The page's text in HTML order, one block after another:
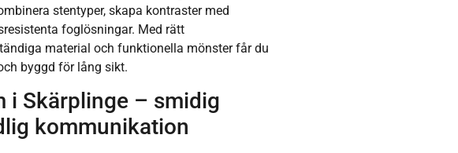
stentyper, skapa kontraster med
foglösningar. Med rätt
material och funktionella mönster får du
byggd för lång sikt.
i Skärplinge – smidig
kommunikation